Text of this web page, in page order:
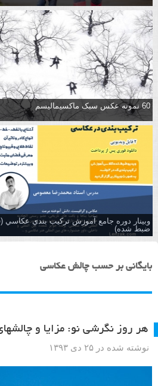
60 نمونه عکس سبک ماکسیمالیسم
وبینار دوره جامع آموزش تركيب بندي عكاسي
ضبط شده)
بایگانی بر حسب چالش عکاسی
هر روز نگرشی نو: مزایا و
نوشته شده در ۲۵ دی ۱۳۹۳